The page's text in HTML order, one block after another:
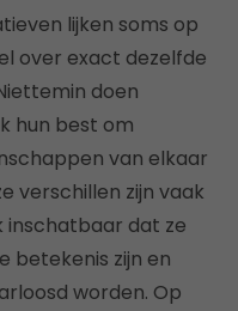
lijken soms op
over exact dezelfde
doen
hun best om
van elkaar
verschillen zijn vaak
inschatbaar dat ze
betekenis zijn en
worden. Op